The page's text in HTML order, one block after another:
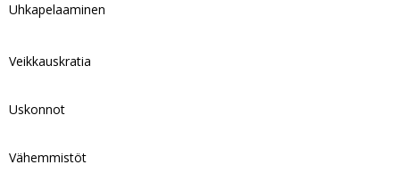
Uhkapelaaminen
Veikkauskratia
Uskonnot
Vähemmistöt